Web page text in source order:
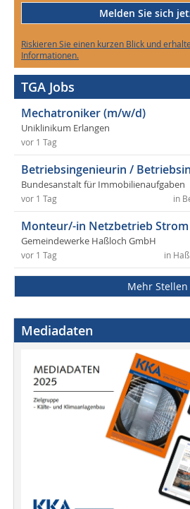
Melden Sie sich
Riskieren Sie einen kurzen Blick und
Informationen.
TGA Jobs
Mechatroniker (m/w/d)
Uniklinikum Erlangen
vor 1 Tag
Betriebsingenieurin /
Bundesanstalt für Immobilienaufgaben
in
vor 1 Tag
Monteur/-in Netzbetrieb
Gemeindewerke Haßloch GmbH
in
vor 1 Tag
Mehr Stellen
Mediadaten